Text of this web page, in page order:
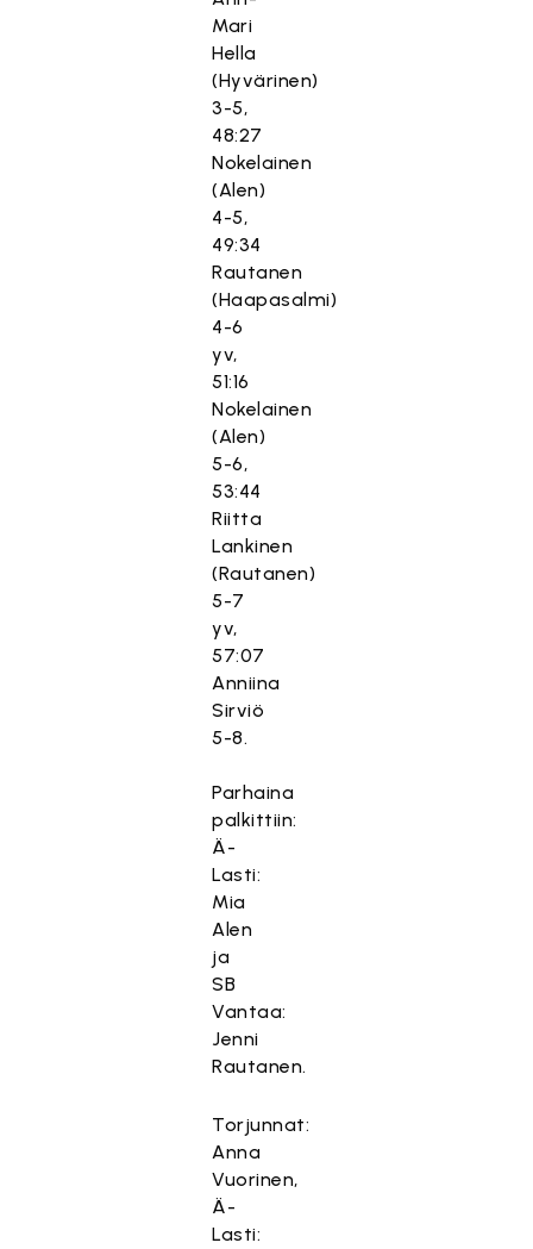
Mari
Hella
(Hyvärinen)
3-5,
48:27
Nokelainen
(Alen)
4-5,
49:34
Rautanen
(Haapasalmi)
4-6
yv,
51:16
Nokelainen
(Alen)
5-6,
53:44
Riitta
Lankinen
(Rautanen)
5-7
yv,
57:07
Anniina
Sirviö
5-8.
Parhaina
palkittiin:
Ä-
Lasti:
Mia
Alen
ja
SB
Vantaa:
Jenni
Rautanen.
Torjunnat:
Anna
Vuorinen,
Ä-
Lasti: